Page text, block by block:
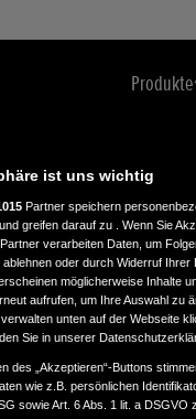
Produkte
ist uns wichtig
Partner speichern
greifen darauf zu . Wenn Sie
Partner verarbeiten Daten, um
ablehnen oder durch Widerruf
möglicherweise Inhalte
aufrufen, um Ihre Auswahl zu
unten auf der Webseite
Sie in unserer
des „Akzeptieren“-Buttons
wie z.B. persönlichen
sowie Art. 6 Abs. 1 lit. a